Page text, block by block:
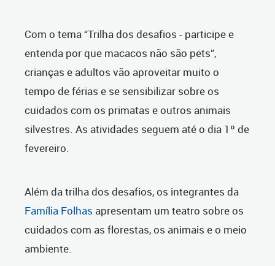
Com o tema “Trilha dos desafios - participe e
entenda por que macacos não são pets”,
crianças e adultos vão aproveitar muito o
tempo de férias e se sensibilizar sobre os
cuidados com os primatas e outros animais
silvestres. As atividades seguem até o dia 1º de
fevereiro.
Além da trilha dos desafios, os integrantes da
Família Folhas apresentam um teatro sobre os
cuidados com as florestas, os animais e o meio
ambiente.